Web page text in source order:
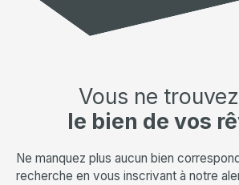
Vous ne
le bien de vos
Ne manquez plus aucun bien
recherche en vous inscrivant à notre